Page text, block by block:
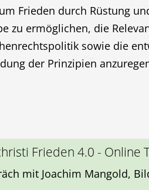
Frieden durch Rüstung
zu ermöglichen, die
sowie die
der Prinzipien
Frieden 4.0 - Online
mit Joachim Mangold,